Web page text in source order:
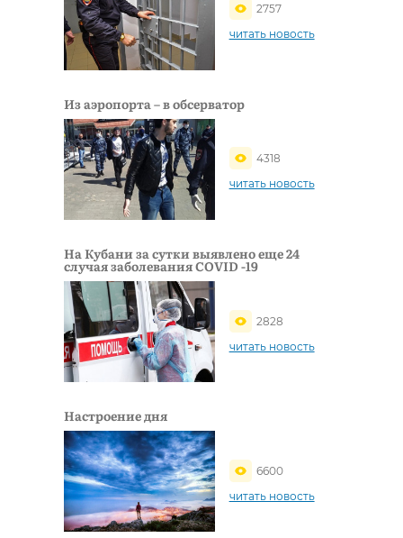
2757
читать новость
Из аэропорта – в обсерватор
4318
читать новость
На Кубани за сутки выявлено еще 24
случая заболевания COVID -19
2828
читать новость
Настроение дня
6600
читать новость